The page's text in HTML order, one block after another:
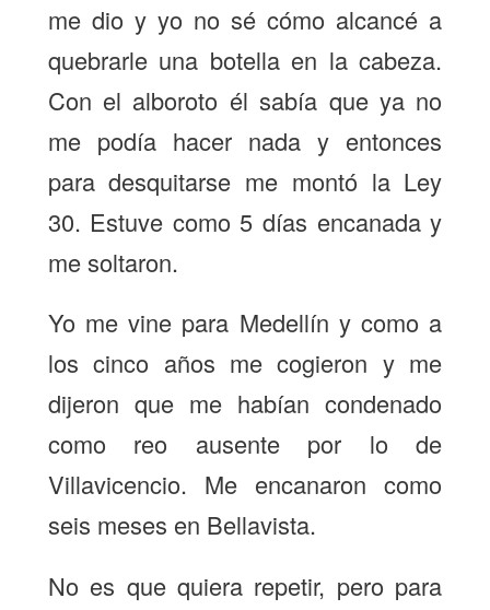
me dio y yo no sé cómo alcancé a
quebrarle una botella en la cabeza.
Con el alboroto él sabía que ya no
me podía hacer nada y entonces
para desquitarse me montó la Ley
30. Estuve como 5 días encanada y
me soltaron.
Yo me vine para Medellín y como a
los cinco años me cogieron y me
dijeron que me habían condenado
como reo ausente por lo de
Villavicencio. Me encanaron como
seis meses en Bellavista.
No es que quiera repetir, pero para